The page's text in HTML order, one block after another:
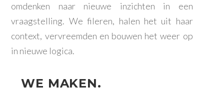
omdenken naar nieuwe inzichten in een
vraagstelling. We fileren, halen het uit haar
context, vervreemden en bouwen het weer op
in nieuwe logica.
WE MAKEN.